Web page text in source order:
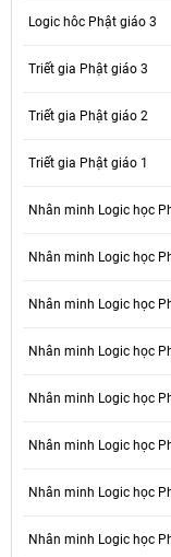
Logic hôc Phật giáo 3
Triết gia Phật giáo 3
Triết gia Phật giáo 2
Triết gia Phật giáo 1
Nhân minh Logic học
Nhân minh Logic học
Nhân minh Logic học
Nhân minh Logic học
Nhân minh Logic học
Nhân minh Logic học
Nhân minh Logic học
Nhân minh Logic học